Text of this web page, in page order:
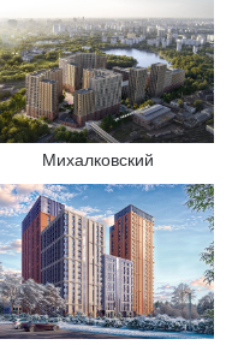
Михалковский